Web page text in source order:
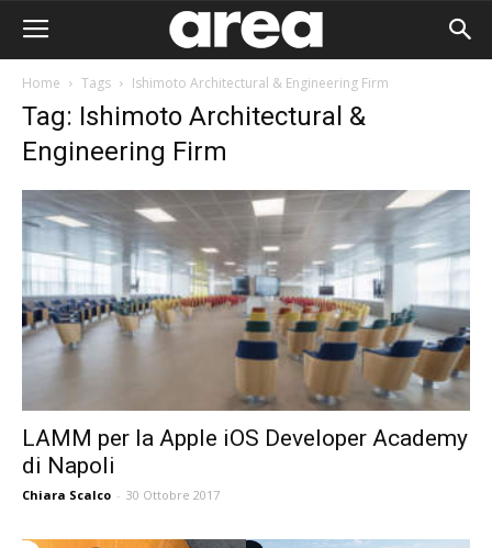
Area
Home Tags Ishimoto Architectural & Engineering Firm
Tag: Ishimoto Architectural &
Engineering Firm
LAMM per la Apple iOS Developer Academy
di Napoli
Chiara Scalco - 30 Ottobre 2017